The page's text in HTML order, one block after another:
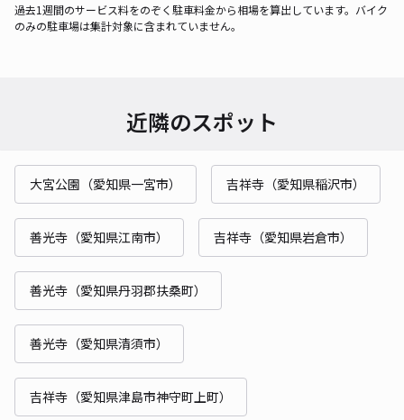
過去1週間のサービス料をのぞく駐車料金から相場を算出しています。バイク
のみの駐車場は集計対象に含まれていません。
近隣のスポット
大宮公園（愛知県一宮市） 吉祥寺（愛知県稲沢市）
善光寺（愛知県江南市） 吉祥寺（愛知県岩倉市）
善光寺（愛知県丹羽郡扶桑町）
善光寺（愛知県清須市）
吉祥寺（愛知県津島市神守町上町）